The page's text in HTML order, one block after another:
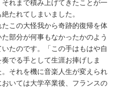
たれてしまいました。
この大怪我から奇跡的復帰を体
部分が何事もなかったかのよう
たのです。「この手はもはや自
でる手として生涯お捧げしま
それを機に音楽人生が変えられ
いては大学卒業後、フランスの